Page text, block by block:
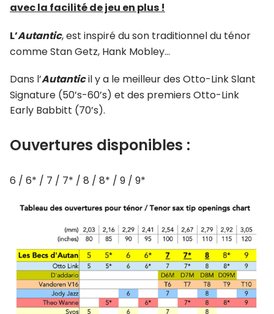
avec la facilité de jeu en plus !
L’Autantic, est inspiré du son traditionnel du ténor
comme Stan Getz, Hank Mobley…
Dans l’Autanticil y a le meilleur des Otto-Link Slant
Signature (50’s-60’s) et des premiers Otto-Link
Early Babbitt (70’s).
Ouvertures disponibles :
6 / 6* / 7 / 7* / 8 / 8* / 9 / 9*